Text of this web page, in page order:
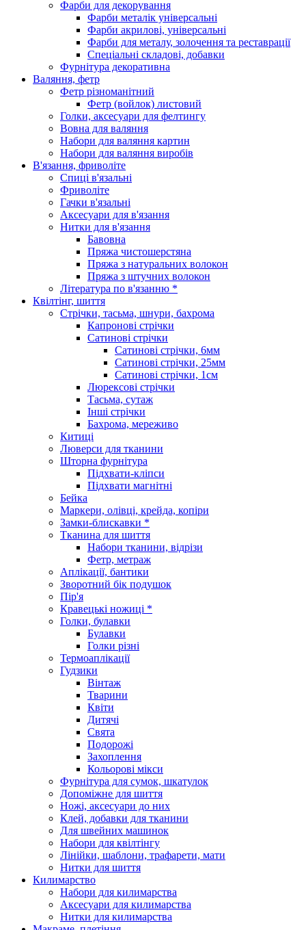
Фарби для декорування
Фарби металік універсальні
Фарби акрилові, універсальні
Фарби для металу, золочення та реставрації
Спеціальні складові, добавки
Фурнітура декоративна
Валяння, фетр
Фетр різноманітний
Фетр (войлок) листовий
Голки, аксесуари для фелтингу
Вовна для валяння
Набори для валяння картин
Набори для валяння виробів
В'язання, фриволіте
Спиці в'язальні
Фриволіте
Гачки в'язальні
Аксесуари для в'язання
Нитки для в'язання
Бавовна
Пряжа чистошерстяна
Пряжа з натуральних волокон
Пряжа з штучних волокон
Література по в'язанню *
Квілтінг, шиття
Стрічки, тасьма, шнури, бахрома
Капронові стрічки
Сатинові стрічки
Сатинові стрічки, 6мм
Сатинові стрічки, 25мм
Сатинові стрічки, 1см
Люрексові стрічки
Тасьма, сутаж
Інші стрічки
Бахрома, мереживо
Китиці
Люверси для тканини
Шторна фурнітура
Підхвати-кліпси
Підхвати магнітні
Бейка
Маркери, олівці, крейда, копіри
Замки-блискавки *
Тканина для шиття
Набори тканини, відрізи
Фетр, метраж
Аплікації, бантики
Зворотний бік подушок
Пір'я
Кравецькі ножиці *
Голки, булавки
Булавки
Голки різні
Термоаплікації
Гудзики
Вінтаж
Тварини
Квіти
Дитячі
Свята
Подорожі
Захоплення
Кольорові мікси
Фурнітура для сумок, шкатулок
Допоміжне для шиття
Ножі, аксесуари до них
Клей, добавки для тканини
Для швейних машинок
Набори для квілтінгу
Лінійки, шаблони, трафарети, мати
Нитки для шиття
Килимарство
Набори для килимарства
Аксесуари для килимарства
Нитки для килимарства